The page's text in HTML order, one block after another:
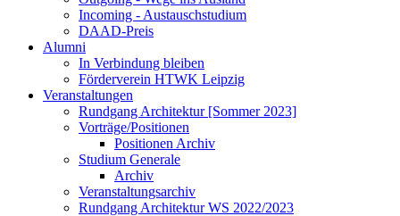
Incoming - Austauschstudium
DAAD-Preis
Alumni
In Verbindung bleiben
Förderverein HTWK Leipzig
Veranstaltungen
Rundgang Architektur [Sommer 2023]
Vorträge/Positionen
Positionen Archiv
Studium Generale
Archiv
Veranstaltungsarchiv
Rundgang Architektur WS 2022/2023